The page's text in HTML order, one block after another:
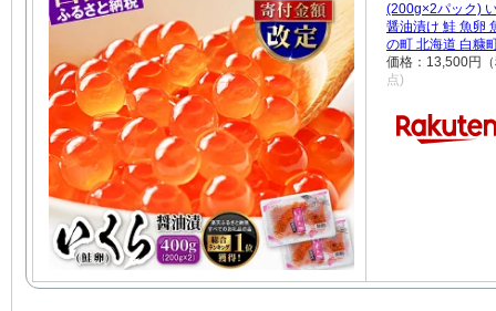
(200g×2パック)
醤油漬け 鮭 魚卵
の町 北海道 白糠
価格：13,500円
点)